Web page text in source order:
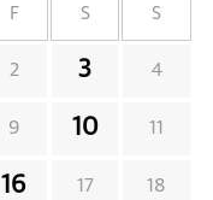
F S S
2 3 4
9 10 11
16 17 18